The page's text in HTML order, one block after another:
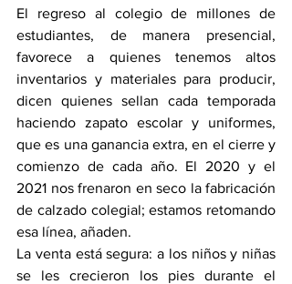
El regreso al colegio de millones de
estudiantes, de manera presencial,
favorece a quienes tenemos altos
inventarios y materiales para producir,
dicen quienes sellan cada temporada
haciendo zapato escolar y uniformes,
que es una ganancia extra, en el cierre y
comienzo de cada año. El 2020 y el
2021 nos frenaron en seco la fabricación
de calzado colegial; estamos retomando
esa línea, añaden.
La venta está segura: a los niños y niñas
se les crecieron los pies durante el